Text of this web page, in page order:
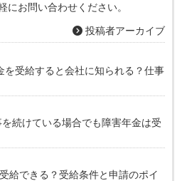
にお問い合わせください。
投稿者アーカイブ
を受給すると会社に知られる？仕事
続けている場合でも障害年金は受
給できる？受給条件と申請のポイ